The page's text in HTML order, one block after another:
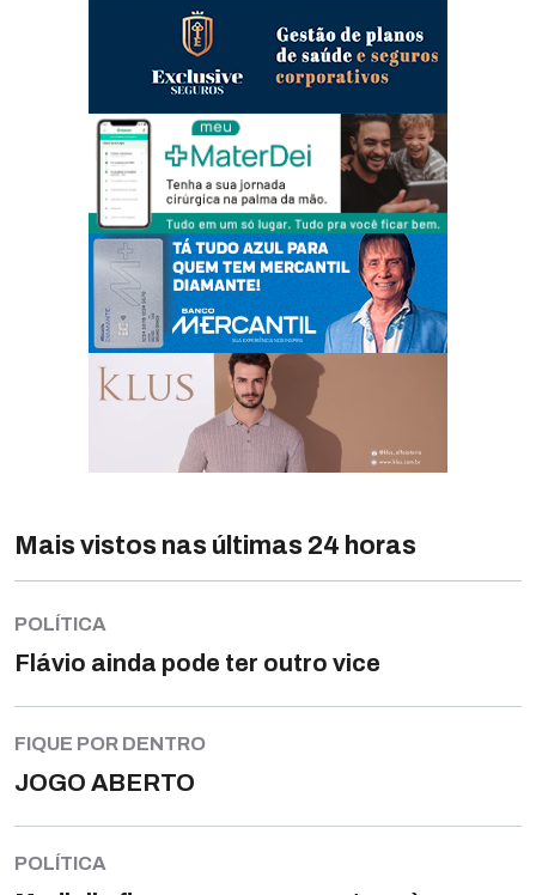
Mais vistos nas últimas 24 horas
POLÍTICA
Flávio ainda pode ter outro vice
FIQUE POR DENTRO
JOGO ABERTO
POLÍTICA